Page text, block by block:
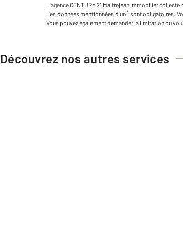
L'agenceCENTURY 21 Maitrejean Immobiliercollecte
Les données mentionnées d'un * sont obligatoires.
Vous pouvez également demander la limitation ou
Découvrez nos autres services